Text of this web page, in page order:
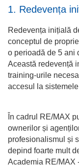
1. Redevența
Redevența inițială
conceptul de
o perioadă de 5 ani
Această redevență
training-urile
accesul la
În cadrul RE/MAX
ownerilor și
profesionalismul și
depind foarte mult
Academia RE/MAX